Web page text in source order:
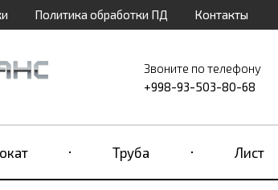
Политика обработки ПД Контакты
Звоните по телефону
+998-93-503-80-68
Труба Лист